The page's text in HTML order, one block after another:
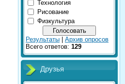
Технология
Рисование
Физкультура
Результаты | Архив опросов
Всего ответов: 129
Друзья